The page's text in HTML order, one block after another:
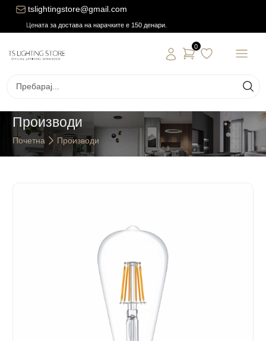
tslightingstore@gmail.com
Цената за достава на нарачките е 150 денари.
0
Производи
Почетна Производи